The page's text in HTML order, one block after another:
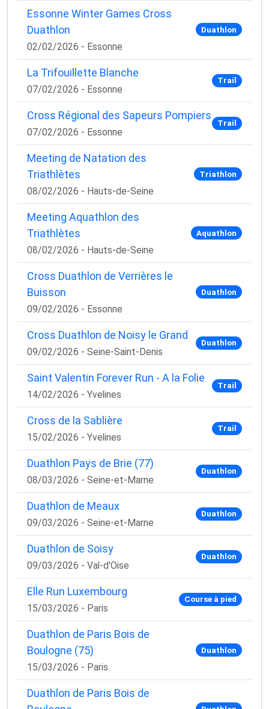
Essonne Winter Games Cross
Duathlon
02/02/2026 - Essonne
Duathlon
La Trifouillette Blanche
07/02/2026 - Essonne
Trail
Cross Régional des Sapeurs Pompiers
07/02/2026 - Essonne
Trail
Meeting de Natation des
Triathlètes
08/02/2026 - Hauts-de-Seine
Triathlon
Meeting Aquathlon des
Triathlètes
08/02/2026 - Hauts-de-Seine
Aquathlon
Cross Duathlon de Verrières le
Buisson
09/02/2026 - Essonne
Duathlon
Cross Duathlon de Noisy le Grand
09/02/2026 - Seine-Saint-Denis
Duathlon
Saint Valentin Forever Run - A la Folie
14/02/2026 - Yvelines
Trail
Cross de la Sablière
15/02/2026 - Yvelines
Trail
Duathlon Pays de Brie (77)
08/03/2026 - Seine-et-Marne
Duathlon
Duathlon de Meaux
09/03/2026 - Seine-et-Marne
Duathlon
Duathlon de Soisy
09/03/2026 - Val-d'Oise
Duathlon
Elle Run Luxembourg
15/03/2026 - Paris
Course à pied
Duathlon de Paris Bois de
Boulogne (75)
15/03/2026 - Paris
Duathlon
Duathlon de Paris Bois de